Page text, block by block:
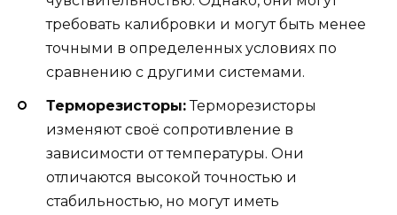
требовать калибровки и могут быть менее
точными в определенных условиях по
сравнению с другими системами.
Терморезисторы:Терморезисторы
изменяют своё сопротивление в
зависимости от температуры. Они
отличаются высокой точностью и
стабильностью, но могут иметь